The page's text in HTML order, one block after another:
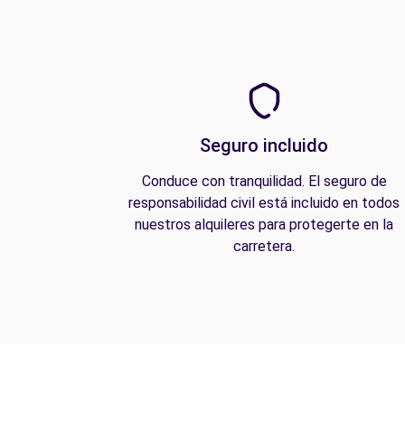
Seguro incluido
Conduce con tranquilidad. El seguro de
responsabilidad civil está incluido en todos
nuestros alquileres para protegerte en la
carretera.